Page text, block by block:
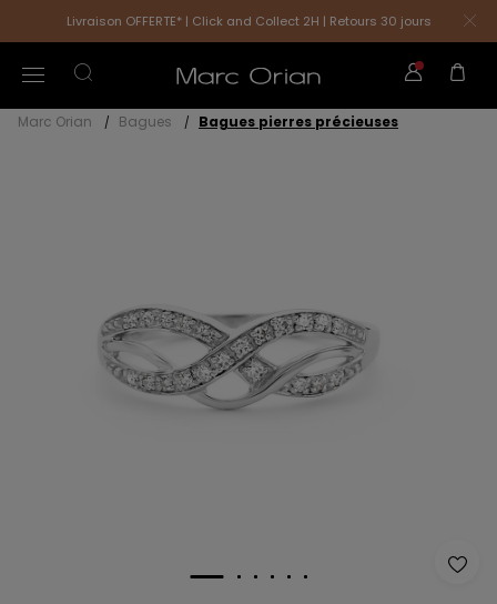
Livraison OFFERTE* | Click and Collect 2H | Retours 30 jours
Marc Orian Bagues Bagues pierres précieuses